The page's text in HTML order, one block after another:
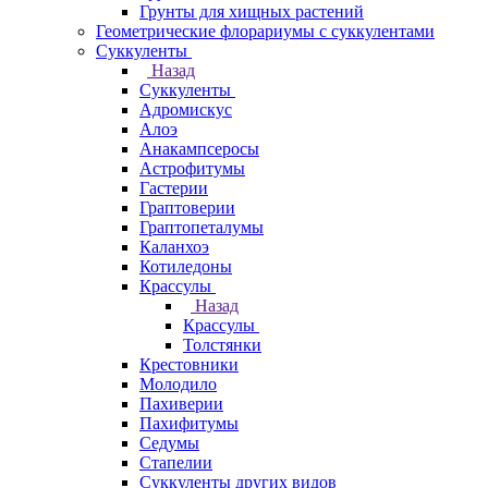
Грунты для хищных растений
Геометрические флорариумы с суккулентами
Суккуленты
Назад
Суккуленты
Адромискус
Алоэ
Анакампсеросы
Астрофитумы
Гастерии
Граптоверии
Граптопеталумы
Каланхоэ
Котиледоны
Крассулы
Назад
Крассулы
Толстянки
Крестовники
Молодило
Пахиверии
Пахифитумы
Седумы
Стапелии
Суккуленты других видов